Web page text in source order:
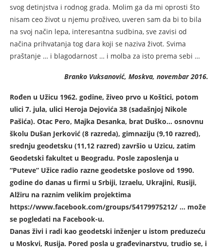
svog detinjstva i rodnog grada. Molim ga da mi oprosti što
nisam ceo život u njemu proživeo, uveren sam da bi to bila
na svoj način lepa, interesantna sudbina, sve zavisi od
načina prihvatanja tog dara koji se naziva život. Svima
praštanje … i blagodarnost … i molba za isto prema sebi …
Branko Vuksanović, Moskva, novembar 2016.
Rođen u Užicu 1962. godine, živeo prvo u Koštici, potom
ulici 7. jula, ulici Heroja Dejovića 38 (sadašnjoj Nikole
Pašića). Otac Pero, Majka Desanka, brat Duško… osnovnu
školu Dušan Jerković (8 razreda), gimnaziju (9,10 razred),
srednju geodetsku (11,12 razred) završio u Uzicu, zatim
Geodetski fakultet u Beogradu. Posle zaposlenja u
“Puteve” Užice radio razne geodetske poslove od 1990.
godine do danas u firmi u Srbiji, Izraelu, Ukrajini, Rusiji,
Alžiru na raznim velikim projektima
https://www.facebook.com/groups/54179975212/ … može
se pogledati na Facebook-u.
Danas živi i radi kao geodetski inženjer u istom preduzeću
u Moskvi, Rusija. Pored posla u građevinarstvu, trudio se, i